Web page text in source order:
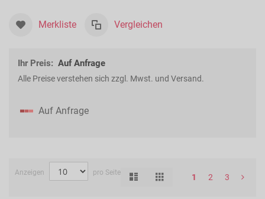
Merkliste Vergleichen
Ihr Preis: Auf Anfrage
Alle Preise verstehen sich zzgl. Mwst. und Versand.
Auf Anfrage
Anzeigen pro Seite 1 2 3
Ansicht